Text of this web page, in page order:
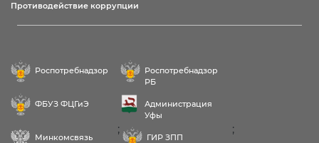
Противодействие коррупции
Роспотребнадзор
Роспотребнадзор
РБ
ФБУЗ ФЦГиЭ
Администрация
Уфы
Минкомсвязь
;
ГИР ЗПП
;